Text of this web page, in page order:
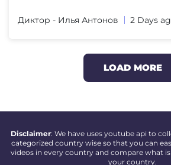
Диктор - Илья Антонов 2 Days
LOAD MORE
Disclaimer: We have uses youtube api to
categorized country wise so that you can
videos in every country and compare what
your country.